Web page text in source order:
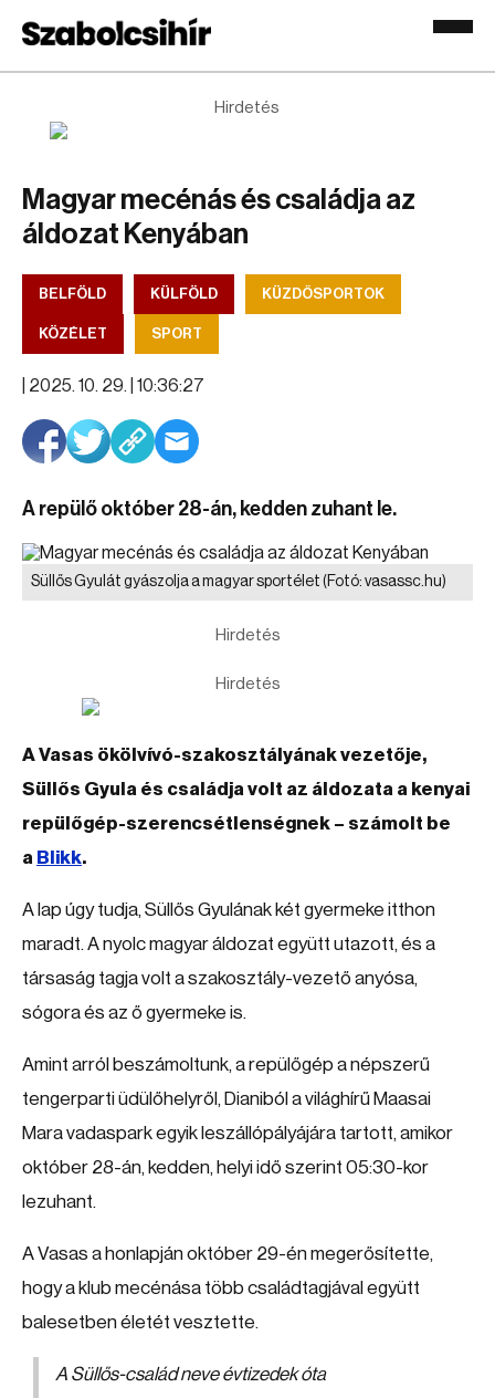
Hirdetés
Magyar mecénás és családja az
áldozat Kenyában
BELFÖLD KÜLFÖLD KÜZDŐSPORTOK
KÖZÉLET SPORT
2025. 10. 29. | 10:36:27
A repülő október 28-án, kedden zuhant le.
Süllős Gyulát gyászolja a magyar sportélet (Fotó: vasassc.hu)
Hirdetés
Hirdetés
A Vasas ökölvívó-szakosztályának vezetője,
Süllős Gyula és családja volt az áldozata a kenyai
repülőgép-szerencsétlenségnek – számolt be
a Blikk.
A lap úgy tudja, Süllős Gyulának két gyermeke itthon
maradt. A nyolc magyar áldozat együtt utazott, és a
társaság tagja volt a szakosztály-vezető anyósa,
sógora és az ő gyermeke is.
Amint arról beszámoltunk, a repülőgép a népszerű
tengerparti üdülőhelyről, Dianiból a világhírű Maasai
Mara vadaspark egyik leszállópályájára tartott, amikor
október 28-án, kedden, helyi idő szerint 05:30-kor
lezuhant.
A Vasas a honlapján október 29-én megerősítette,
hogy a klub mecénása több családtagjával együtt
balesetben életét vesztette.
A Süllős-család neve évtizedek óta